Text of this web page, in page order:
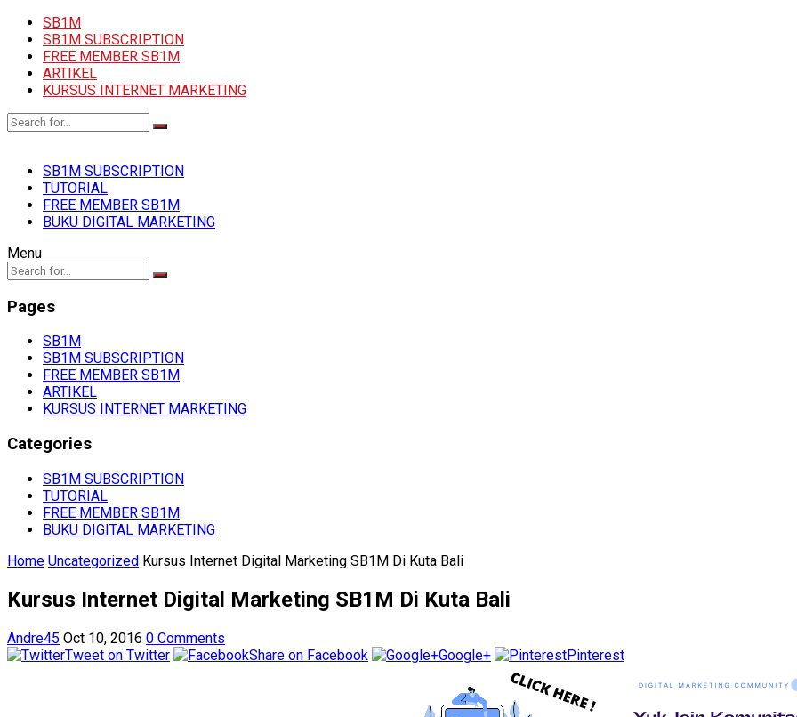
SB1M
SB1M SUBSCRIPTION
FREE MEMBER SB1M
ARTIKEL
KURSUS INTERNET MARKETING
SB1M SUBSCRIPTION
TUTORIAL
FREE MEMBER SB1M
BUKU DIGITAL MARKETING
Menu
Pages
SB1M
SB1M SUBSCRIPTION
FREE MEMBER SB1M
ARTIKEL
KURSUS INTERNET MARKETING
Categories
SB1M SUBSCRIPTION
TUTORIAL
FREE MEMBER SB1M
BUKU DIGITAL MARKETING
Home Uncategorized Kursus Internet Digital Marketing SB1M Di Kuta Bali
Kursus Internet Digital Marketing SB1M Di Kuta Bali
Andre45 Oct 10, 2016 0 Comments
Tweet on Twitter
Share on Facebook Google+ Pinterest